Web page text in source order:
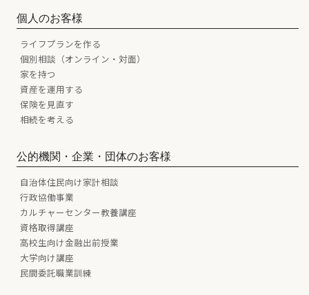
個人のお客様
ライフプランを作る
個別相談（オンライン・対面）
家を持つ
資産を運用する
保険を見直す
相続を考える
公的機関・企業・団体のお客様
自治体住民向け家計相談
行政協働事業
カルチャーセンター教養講座
資格取得講座
高校生向け金融出前授業
大学向け講座
民間委託職業訓練